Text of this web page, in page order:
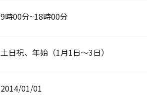
9時00分~18時00分
土日祝、年始（1月1日～3日）
2014/01/01